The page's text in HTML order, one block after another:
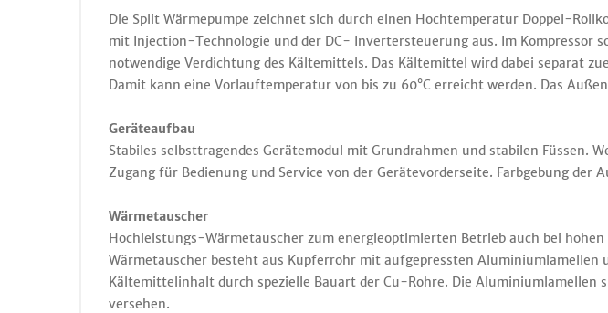
Die Split Wärmepumpe zeichnet sich durch einen Hochtemperatur Doppel-
mit Injection-Technologie und der DC- Invertersteuerung aus. Im Kompressor
notwendige Verdichtung des Kältemittels. Das Kältemittel wird dabei separat
Damit kann eine Vorlauftemperatur von bis zu 60°C erreicht werden. Das
Geräteaufbau
Stabiles selbsttragendes Gerätemodul mit Grundrahmen und stabilen
Zugang für Bedienung und Service von der Gerätevorderseite. Farbgebung der
Wärmetauscher
Hochleistungs-Wärmetauscher zum energieoptimierten Betrieb auch bei
Wärmetauscher besteht aus Kupferrohr mit aufgepressten
Kältemittelinhalt durch spezielle Bauart der Cu-Rohre. Die
versehen.